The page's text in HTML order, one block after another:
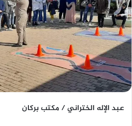
عبد الإله الختراني / مكتب بركان